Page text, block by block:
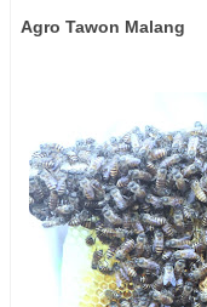
Agro Tawon Malang